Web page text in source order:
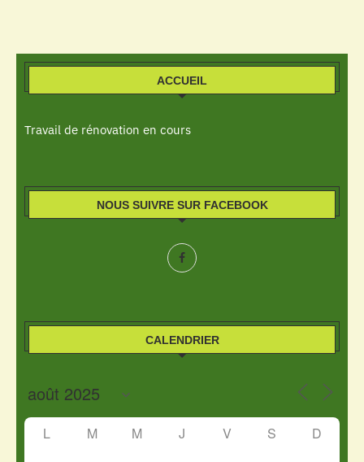
ACCUEIL
Travail de rénovation en cours
NOUS SUIVRE SUR FACEBOOK
CALENDRIER
L M M J V S D